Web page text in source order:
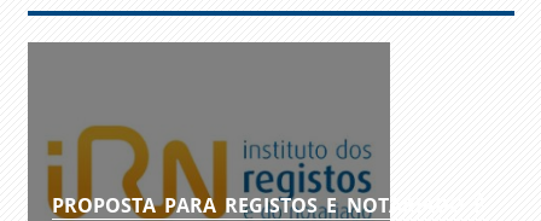
PROPOSTA PARA REGISTOS E NOTARIADO É